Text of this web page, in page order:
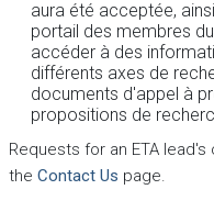
aura été acceptée,
portail des membres
accéder à des
différents axes de
documents d'appel à
propositions de
Requests for an ETA
the Contact Us page.